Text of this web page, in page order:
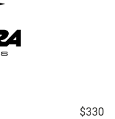
$330